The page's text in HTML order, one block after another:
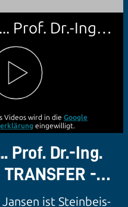
3 Fragen an... Prof. Dr.-Ing. Tim Jansen | TRANSFER - Das Steinbeis-Magazin
Videos wird in die Google
eingewilligt.
Prof. Dr.-Ing.
-
Magazin
ist Steinbeis-